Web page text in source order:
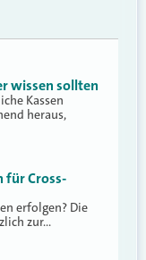
wissen sollten
Kassen
heraus,
für Cross-
erfolgen? Die
zur…